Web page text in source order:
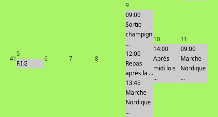
41
5
F.I.G
6 7 8
9
09:00
Sortie
champign
...
12:00
Repas
après la ...
13:45
Marche
Nordique
...
10
14:00
Après-
midi lois
...
11
09:00
Marche
Nordique
...